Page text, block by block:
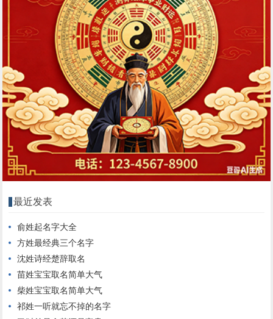
最近发表
俞姓起名字大全
方姓最经典三个名字
沈姓诗经楚辞取名
苗姓宝宝取名简单大气
柴姓宝宝取名简单大气
祁姓一听就忘不掉的名字